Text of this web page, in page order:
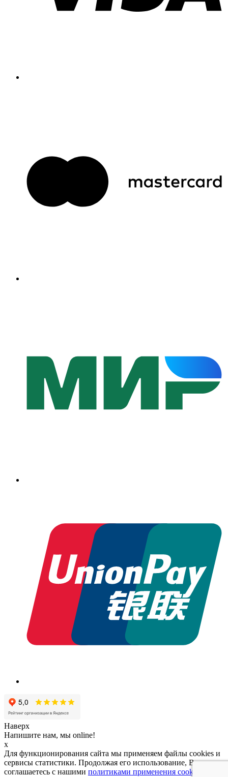
Наверх
Напишите нам, мы online!
x
Для функционирования сайта мы применяем файлы cookies и
сервисы статистики. Продолжая его использование, Вы
соглашаетесь с нашими политиками применения cookies и